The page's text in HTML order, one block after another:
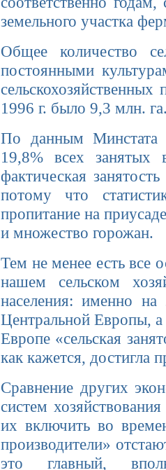
земельного участка
Общее количество
постоянными
1996 г. было 9,3 млн.
По данным Минстата
19,8% всех
фактическая
потому что
пропитание на
и множество горожан.
Тем не менее есть все
нашем сельском
населения: именно на
Центральной Европы, а
Европе «сельская
как кажется, достигла
Сравнение других
систем
их включить во
производители»
это главный,